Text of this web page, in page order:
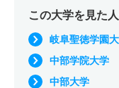
この大学を見た
岐阜聖徳学園
中部学院大学
中部大学